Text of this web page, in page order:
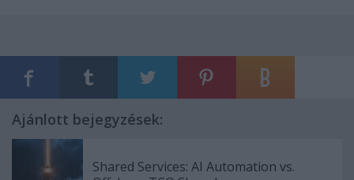
Ajánlott bejegyzések:
Shared Services: AI Automation vs.